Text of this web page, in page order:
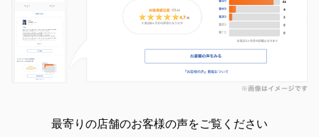
最寄りの店舗のお客様の声をご覧ください